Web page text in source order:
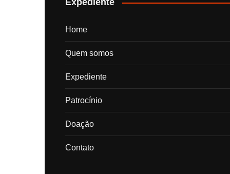
Expediente
Home
Quem somos
Expediente
Patrocínio
Doação
Contato